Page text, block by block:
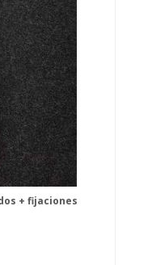
+ fijaciones